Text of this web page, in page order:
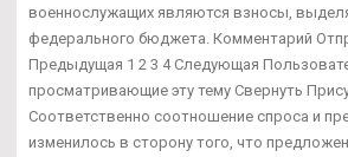
военнослужащих являются взносы,
федерального бюджета. Комментарий
Предыдущая 1 2 3 4 Следующая
просматривающие эту тему Свернуть
Соответственно соотношение спроса и
изменилось в сторону того, что